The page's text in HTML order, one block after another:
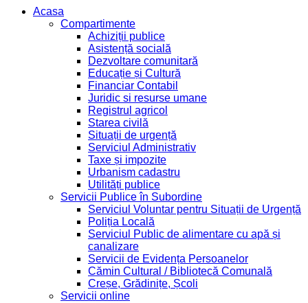
Acasa
Compartimente
Achiziții publice
Asistență socială
Dezvoltare comunitară
Educație și Cultură
Financiar Contabil
Juridic si resurse umane
Registrul agricol
Starea civilă
Situații de urgență
Serviciul Administrativ
Taxe și impozite
Urbanism cadastru
Utilități publice
Servicii Publice în Subordine
Serviciul Voluntar pentru Situații de Urgență
Poliția Locală
Serviciul Public de alimentare cu apă și
canalizare
Servicii de Evidența Persoanelor
Cămin Cultural / Bibliotecă Comunală
Creșe, Grădinițe, Școli
Servicii online